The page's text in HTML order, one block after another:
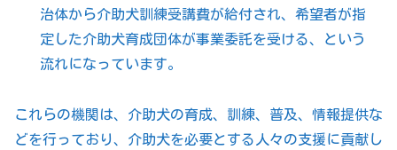
治体から介助犬訓練受講費が給付され、希望者が指
定した介助犬育成団体が事業委託を受ける、という
流れになっています。
これらの機関は、介助犬の育成、訓練、普及、情報提供な
どを行っており、介助犬を必要とする人々の支援に貢献し